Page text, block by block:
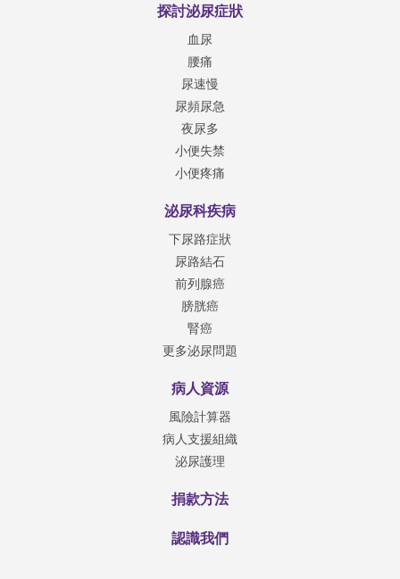
探討泌尿症狀
血尿
腰痛
尿速慢
尿頻尿急
夜尿多
小便失禁
小便疼痛
泌尿科疾病
下尿路症狀
尿路結石
前列腺癌
膀胱癌
腎癌
更多泌尿問題
病人資源
風險計算器
病人支援組織
泌尿護理
捐款方法
認識我們